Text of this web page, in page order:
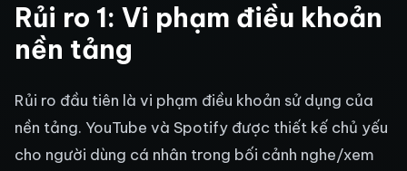
Rủi ro 1: Vi phạm điều khoản
nền tảng
Rủi ro đầu tiên là vi phạm điều khoản sử dụng của
nền tảng. YouTube và Spotify được thiết kế chủ yếu
cho người dùng cá nhân trong bối cảnh nghe/xem